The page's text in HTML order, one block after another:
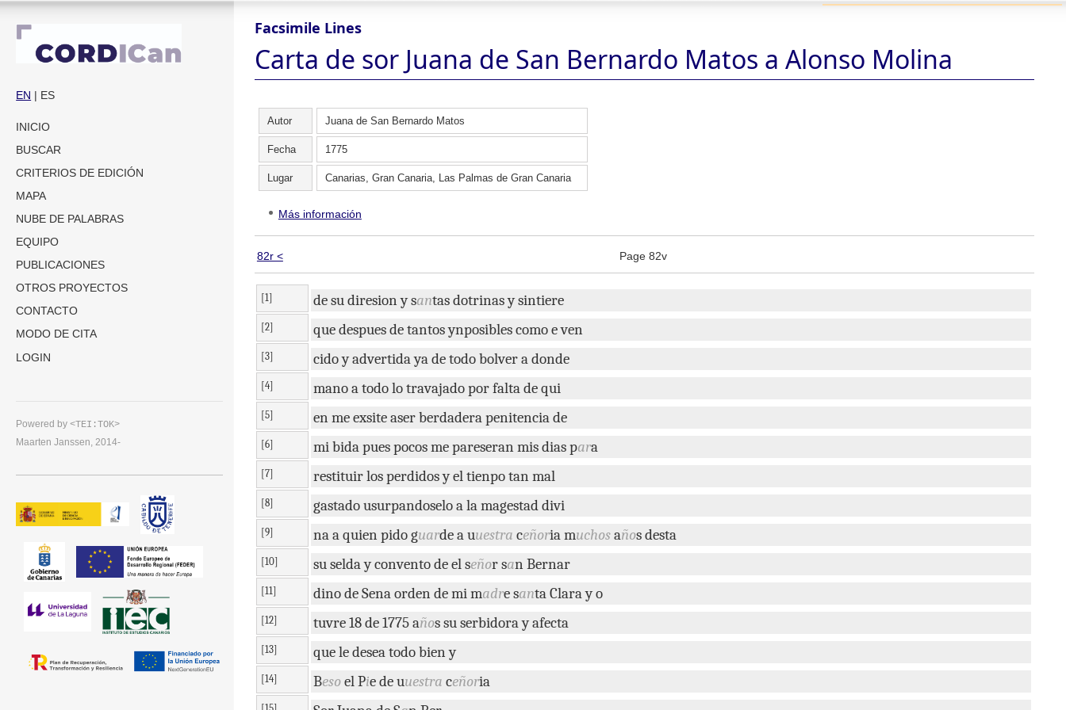
EN | ES
INICIO
BUSCAR
CRITERIOS DE EDICIÓN
MAPA
NUBE DE PALABRAS
EQUIPO
PUBLICACIONES
OTROS PROYECTOS
CONTACTO
MODO DE CITA
LOGIN
Powered by<TEI:TOK>
Maarten Janssen, 2014-
Facsimile Lines
Carta de sor Juana de San Bernardo Matos a Alonso Molina
Autor Juana de San Bernardo Matos
Fecha 1775
Lugar Canarias, Gran Canaria, Las Palmas de Gran Canaria
Más información
82r < Page 82v
[1] desudiresion ysantasdotrinasysintiere
[2] quedespuesdetantosynposiblescomoeven
[3] cidoyadvertidayadetodobolveradonde
[4] manoatodolotravajadoporfaltadequi
[5] en meexsiteaserberdaderapenitenciade
[6] mibidapuespocosmepareseran misdiaspara
[7] restituirlosperdidosyeltienpotan mal
[8] gastadousurpandoseloalamagestaddivi
[9] naaquien pidoguardeauuestra ceñoriamuchosañosdesta
[10] suseldayconventode elseñorsan Bernar
[11] dinodeSenaorden demimadresantaClarayo
[12] tuvre18de1775añossuserbidorayafecta
[13] queledeseatodobien y
[14] BesoelPiedeuuestra ceñoria